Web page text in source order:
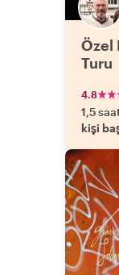
Özel
Turu
4.8
1,5
kişi